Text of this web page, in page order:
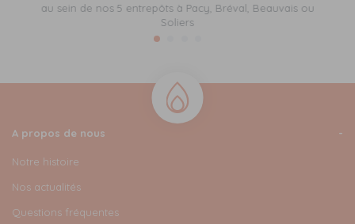
au sein de nos 5 entrepôts à Pacy, Bréval, Beauvais ou
Soliers
A propos de nous
Notre histoire
Nos actualités
Questions fréquentes